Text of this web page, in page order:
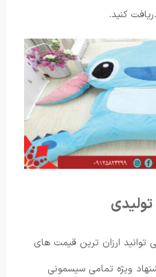
کنید.
توانید ارزان ترین قیمت های
ویژه تمامی سیسمونی